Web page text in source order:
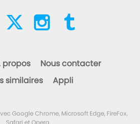
graines d’un monde plus
bienveillant, partie 1/2
Les pourparlers de paix
intérieurs de Maître, partie 1/2
propos
Nous contacter
similaires
Appli
Google Chrome, Microsoft Edge, FireFox,
Safari et Opera.